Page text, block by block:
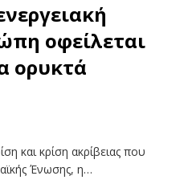
οφείλεται
ορυκτά
και κρίση ακρίβειας που
Ένωσης, η…